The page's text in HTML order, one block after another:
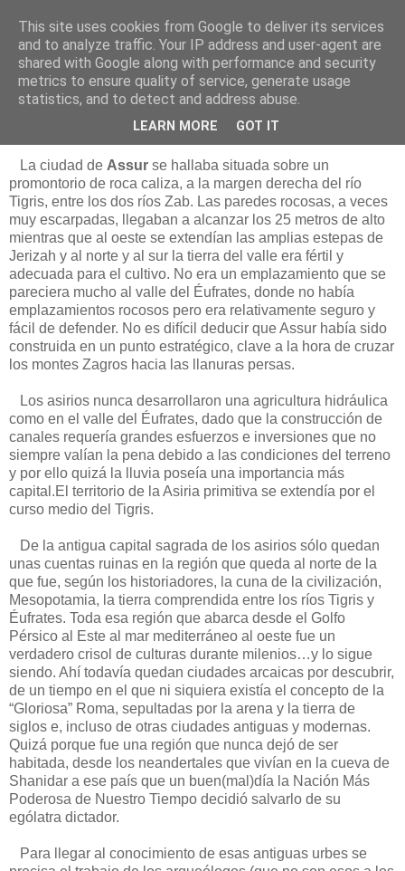
Está de pinga
1/2/10
Assur, capital de los asirios
La ciudad de Assur se hallaba situada sobre un
promontorio de roca caliza, a la margen derecha del río
Tigris, entre los dos ríos Zab. Las paredes rocosas, a veces
muy escarpadas, llegaban a alcanzar los 25 metros de alto
mientras que al oeste se extendían las amplias estepas de
Jerizah y al norte y al sur la tierra del valle era fértil y
adecuada para el cultivo. No era un emplazamiento que se
pareciera mucho al valle del Éufrates, donde no había
emplazamientos rocosos pero era relativamente seguro y
fácil de defender. No es difícil deducir que Assur había sido
construida en un punto estratégico, clave a la hora de cruzar
los montes Zagros hacia las llanuras persas.
Los asirios nunca desarrollaron una agricultura hidráulica
como en el valle del Éufrates, dado que la construcción de
canales requería grandes esfuerzos e inversiones que no
siempre valían la pena debido a las condiciones del terreno
y por ello quizá la lluvia poseía una importancia más
capital.El territorio de la Asiria primitiva se extendía por el
curso medio del Tigris.
De la antigua capital sagrada de los asirios sólo quedan
unas cuentas ruinas en la región que queda al norte de la
que fue, según los historiadores, la cuna de la civilización,
Mesopotamia, la tierra comprendida entre los ríos Tigris y
Éufrates. Toda esa región que abarca desde el Golfo
Pérsico al Este al mar mediterráneo al oeste fue un
verdadero crisol de culturas durante milenios…y lo sigue
siendo. Ahí todavía quedan ciudades arcaicas por descubrir,
de un tiempo en el que ni siquiera existía el concepto de la
“Gloriosa” Roma, sepultadas por la arena y la tierra de
siglos e, incluso de otras ciudades antiguas y modernas.
Quizá porque fue una región que nunca dejó de ser
habitada, desde los neandertales que vivían en la cueva de
Shanidar a ese país que un buen(mal)día la Nación Más
Poderosa de Nuestro Tiempo decidió salvarlo de su
ególatra dictador.
Para llegar al conocimiento de esas antiguas urbes se
This site uses cookies from Google to deliver its services
and to analyze traffic. Your IP address and user-agent are
shared with Google along with performance and security
metrics to ensure quality of service, generate usage
statistics, and to detect and address abuse.
LEARN MORE GOT IT